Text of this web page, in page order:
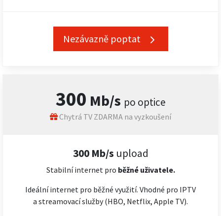
300 Mb/s po optice
Chytrá TV ZDARMA na vyzkoušení
300 Mb/s upload
Stabilní internet pro běžné uživatele.
Ideální internet pro běžné využití. Vhodné pro IPTV
a streamovací služby (HBO, Netflix, Apple TV).
Nezávazně poptat